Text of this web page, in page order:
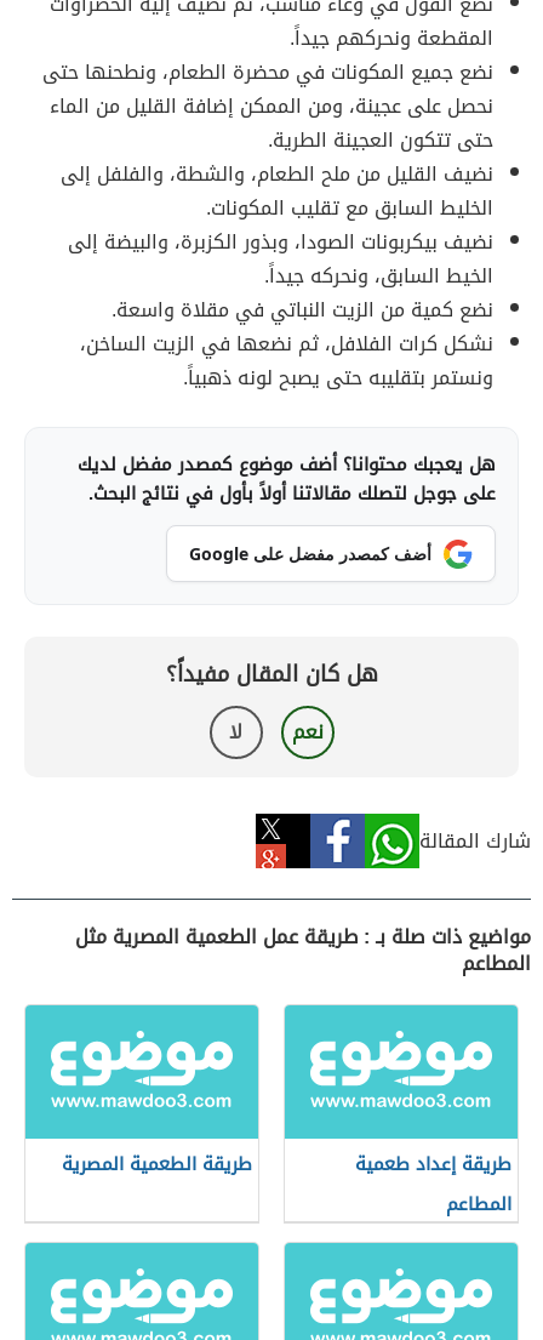
المقطعة ونحركهم جيداً.
نضع جميع المكونات في محضرة الطعام، ونطحنها حتى
نحصل على عجينة، ومن الممكن إضافة القليل من الماء
حتى تتكون العجينة الطرية.
نضيف القليل من ملح الطعام، والشطة، والفلفل إلى
الخليط السابق مع تقليب المكونات.
نضيف بيكربونات الصودا، وبذور الكزبرة، والبيضة إلى
الخيط السابق، ونحركه جيداً.
نضع كمية من الزيت النباتي في مقلاة واسعة.
نشكل كرات الفلافل، ثم نضعها في الزيت الساخن،
ونستمر بتقليبه حتى يصبح لونه ذهبياً.
هل يعجبك محتوانا؟ أضف موضوع كمصدر مفضل لديك
على جوجل لتصلك مقالاتنا أولاً بأول في نتائج البحث.
أضف كمصدر مفضل على Google
هل كان المقال مفيداً؟
نعم لا
شارك المقالة
مواضيع ذات صلة بـ : طريقة عمل الطعمية المصرية مثل
المطاعم
طريقة إعداد طعمية
المطاعم
طريقة الطعمية المصرية